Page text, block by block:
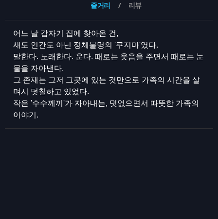
줄거리 리뷰
어느 날 갑자기 집에 찾아온 건,
새도 인간도 아닌 정체불명의 '쿠지마'였다.
말한다. 노래한다. 운다. 때로는 웃음을 주면서 때로는 눈
물을 자아낸다.
그 존재는 그저 그곳에 있는 것만으로 가족의 시간을 살
며시 덧칠하고 있었다.
작은 '수수께끼'가 자아내는, 덧없으면서 따뜻한 가족의
이야기.